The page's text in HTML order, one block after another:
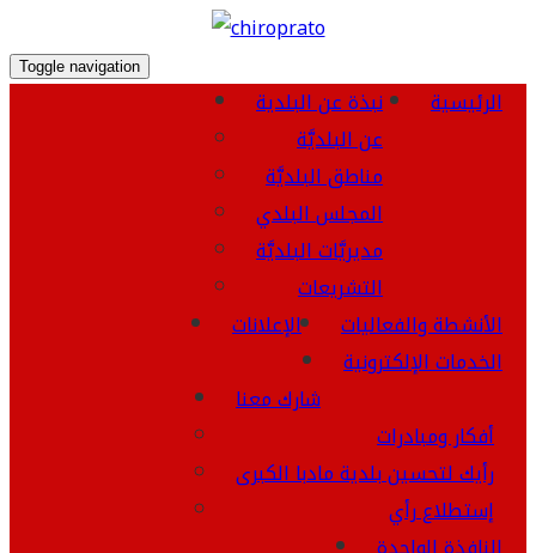
Toggle navigation
الرئيسية
نبذة عن البلدية
عن البلديَّة
مناطق البلديَّة
المجلس البلدي
مديريَّات البلديَّة
التشريعات
الأنشطة والفعاليات
الإعلانات
الخدمات الإلكترونية
شارك معنا
أفكار ومبادرات
رأيك لتحسين بلدية مادبا الكبرى
إستطلاع رأي